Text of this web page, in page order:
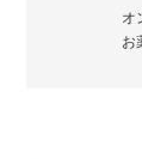
オ
お